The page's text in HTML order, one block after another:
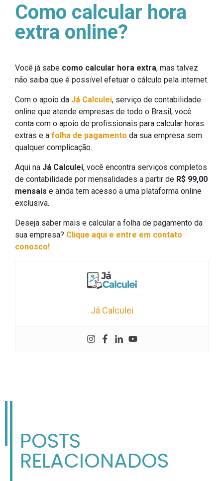
Como calcular hora
extra online?
Você já sabe como calcular hora extra, mas talvez
não saiba que é possível efetuar o cálculo pela internet.
Com o apoio da Já Calculei, serviço de contabilidade
online que atende empresas de todo o Brasil, você
conta com o apoio de profissionais para calcular horas
extras e a folha de pagamento da sua empresa sem
qualquer complicação.
Aqui na Já Calculei, você encontra serviços completos
de contabilidade por mensalidades a partir de R$ 99,00
mensais e ainda tem acesso a uma plataforma online
exclusiva.
Deseja saber mais e calcular a folha de pagamento da
sua empresa? Clique aqui e entre em contato
conosco!
Já Calculei
POSTS
RELACIONADOS